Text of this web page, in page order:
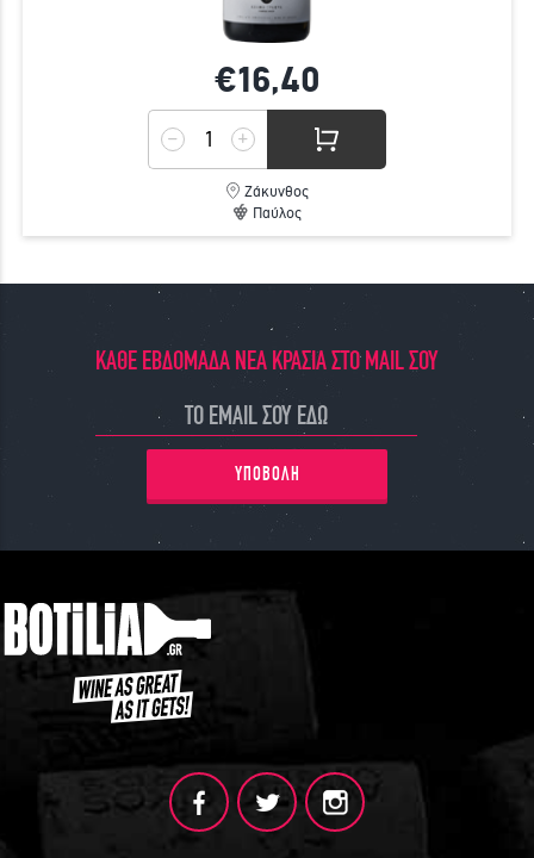
€16,40
Ζάκυνθος
Παύλος
ΚΑΘΕ ΕΒΔΟΜΑΔΑ ΝΕΑ ΚΡΑΣΙΑ ΣΤΟ MAIL ΣΟΥ
ΥΠΟΒΟΛΗ